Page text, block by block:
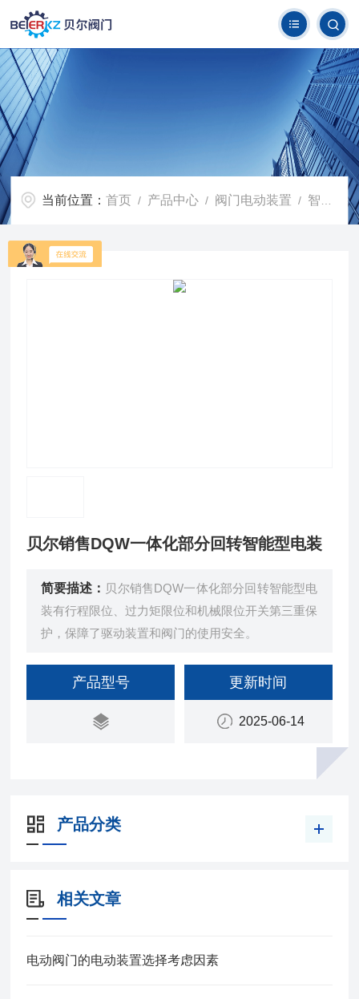
当前位置：首页 / 产品中心 / 阀门电动装置 / 智能型阀门电动装置
贝尔销售DQW一体化部分回转智能型电装
简要描述： 贝尔销售DQW一体化部分回转智能型电
装有行程限位、过力矩限位和机械限位开关第三重保
护，保障了驱动装置和阀门的使用安全。
产品型号 更新时间
2025-06-14
产品分类
相关文章
电动阀门的电动装置选择考虑因素